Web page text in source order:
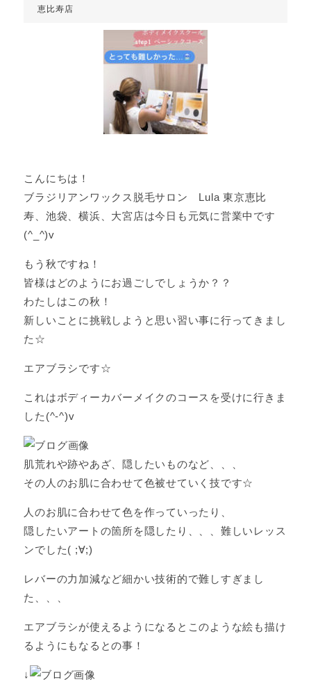
恵比寿店
こんにちは！
ブラジリアンワックス脱毛サロン Lula 東京恵比
寿、池袋、横浜、大宮店は今日も元気に営業中です
(^_^)v
もう秋ですね！
皆様はどのようにお過ごしでしょうか？？
わたしはこの秋！
新しいことに挑戦しようと思い習い事に行ってきまし
た☆
エアブラシです☆
これはボディーカバーメイクのコースを受けに行きま
した(^-^)v
肌荒れや跡やあざ、隠したいものなど、、、
その人のお肌に合わせて色被せていく技です☆
人のお肌に合わせて色を作っていったり、
隠したいアートの箇所を隠したり、、、難しいレッス
ンでした( ;∀;)
レバーの力加減など細かい技術的で難しすぎまし
た、、、
エアブラシが使えるようになるとこのような絵も描け
るようにもなるとの事！
↓